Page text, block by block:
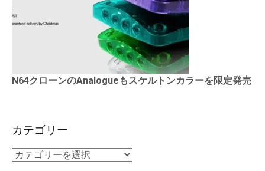
N64クローンのAnalogueもスケルトンカラーを限定発売
カテゴリー